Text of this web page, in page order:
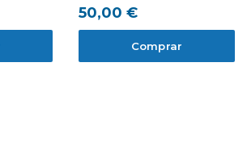
50,00 €
Comprar